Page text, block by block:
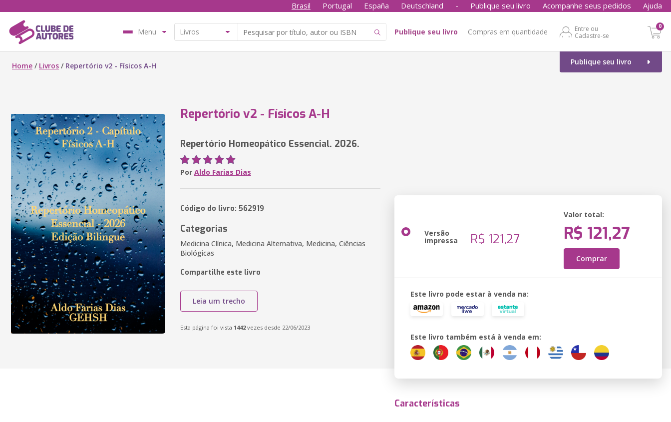
Brasil Portugal España Deutschland - Publique seu livro Acompanhe seus pedidos Ajuda
Menu Publique seu livro Compras em quantidade
Entre ou
Cadastre-se
0
Publique seu livro
Home / Livros / Repertório v2 - Físicos A-H
Repertório v2 - Físicos A-H
Repertório Homeopático Essencial. 2026.
Por Aldo Farias Dias
Código do livro: 562919
Categorias
Medicina Clínica, Medicina Alternativa, Medicina, Ciências
Biológicas
Compartilhe este livro
Leia um trecho
Esta página foi vista 1442vezes desde 22/06/2023
Versão
impressa R$ 121,27
Valor total:
R$ 121,27
Comprar
Este livro pode estar à venda na:
Este livro também está à venda em:
Características